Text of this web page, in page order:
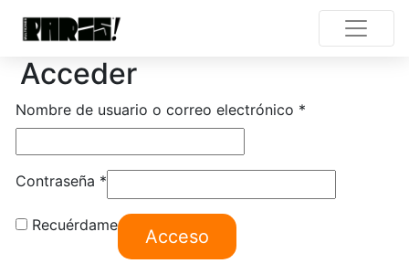
Acceder
Nombre de usuario o correo electrónico *
Contraseña *
Recuérdame
Acceso